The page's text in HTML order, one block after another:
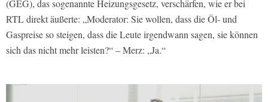
(GEG), das sogenannte Heizungsgesetz, verschärfen, wie er bei
RTL direkt äußerte: „Moderator: Sie wollen, dass die Öl- und
Gaspreise so steigen, dass die Leute irgendwann sagen, sie können
sich das nicht mehr leisten?“ – Merz: „Ja.“